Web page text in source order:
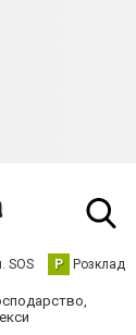
SOS Р Розклад